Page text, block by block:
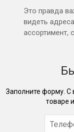
Это правда
видеть
ассортимент,
Заполните форму. С
товаре